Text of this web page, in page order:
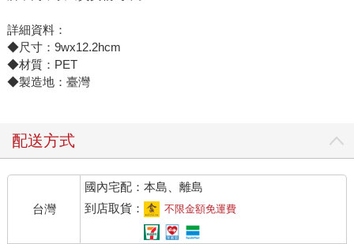
詳細資料：
◆尺寸：9wx12.2hcm
◆材質：PET
◆製造地：臺灣
配送方式
台灣
國內宅配：本島、離島
到店取貨：
不限金額免運費